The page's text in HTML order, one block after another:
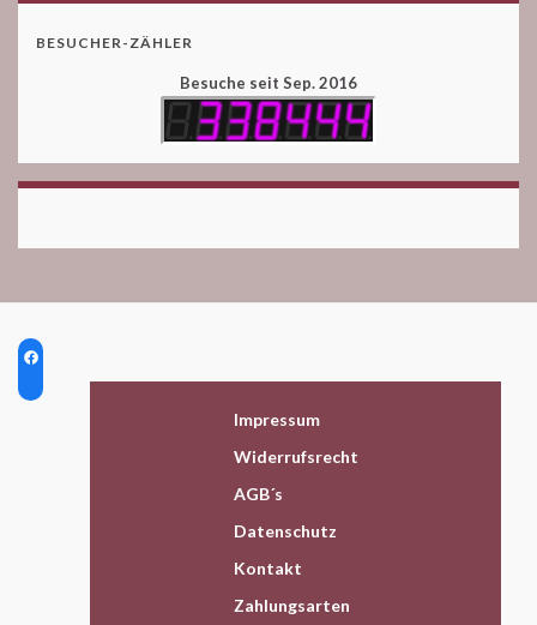
BESUCHER-ZÄHLER
Besuche seit Sep. 2016
Impressum
Widerrufsrecht
AGB´s
Datenschutz
Kontakt
Zahlungsarten